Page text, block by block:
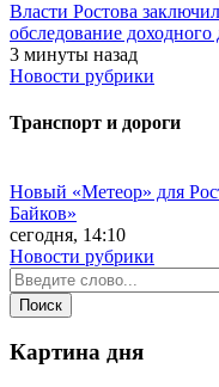
Власти Ростова
обследование
3 минуты назад
Новости рубрики
Транспорт и дороги
Новый «Метеор» для
Байков»
сегодня, 14:10
Новости рубрики
Картина дня